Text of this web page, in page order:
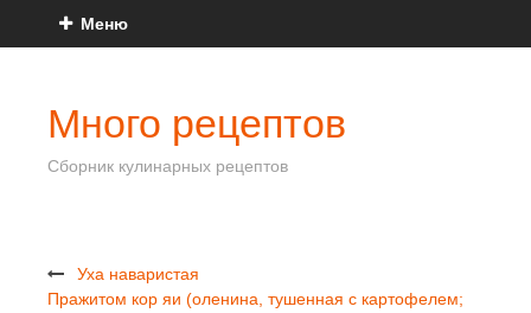
Меню
Много рецептов
Сборник кулинарных рецептов
Уха наваристая
Пражитом кор яи (оленина, тушенная с картофелем;